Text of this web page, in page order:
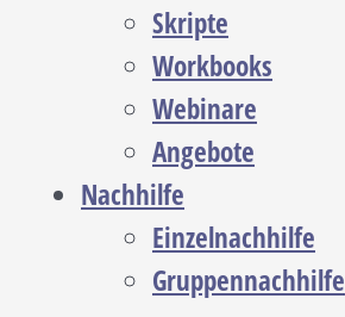
Skripte
Workbooks
Webinare
Angebote
Nachhilfe
Einzelnachhilfe
Gruppennachhilfe